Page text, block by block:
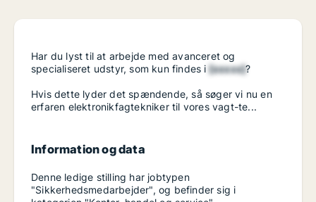
Har du lyst til at arbejde med avanceret og
specialiseret udstyr, som kun findes i[xxxxx]?
Hvis dette lyder det spændende, så søger vi nu en
erfaren elektronikfagtekniker til vores vagt-te...
Information og data
Denne ledige stilling har jobtypen
"Sikkerhedsmedarbejder", og befinder sig i